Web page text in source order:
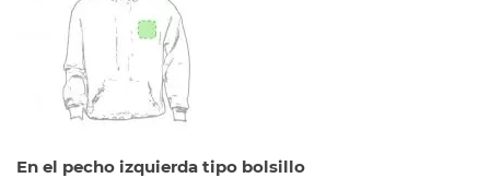
En el pecho izquierda tipo bolsillo